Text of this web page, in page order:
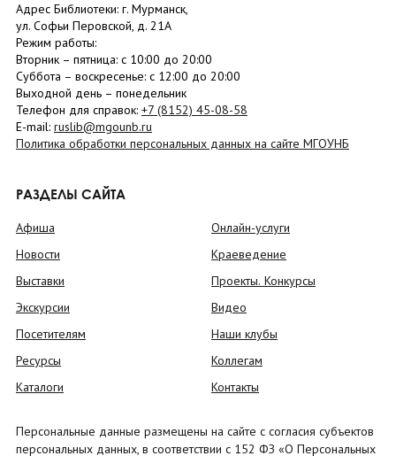
Адрес Библиотеки: г. Мурманск,
ул. Софьи Перовской, д. 21А
Режим работы:
Вторник – пятница: с 10:00 до 20:00
Суббота – воскресенье: c 12:00 до 20:00
Выходной день – понедельник
Телефон для справок: +7 (8152) 45-08-58
E-mail: ruslib@mgounb.ru
Политика обработки персональных данных на сайте МГОУНБ
РАЗДЕЛЫ САЙТА
Афиша
Новости
Выставки
Экскурсии
Посетителям
Ресурсы
Каталоги
Онлайн-услуги
Краеведение
Проекты. Конкурсы
Видео
Наши клубы
Коллегам
Контакты
Персональные данные размещены на сайте с согласия субъектов
персональных данных, в соответствии с 152 ФЗ «О Персональных